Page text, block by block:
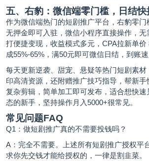
五、右豹：微信端零门槛，日结
作为微信端热门的短剧推广平台 ，右豹零门
无押金即可入驻，微信小程序直接操作，
打便捷变现，收益模式多元，CPA拉新单价
成55%-65%，满50元即可微信日结，到账速
每天更新逆袭、甜宠、悬疑等热门短剧素
印高清资源，还附赠推广技巧指导，帮新
复杂剪辑，简单加工即可发布，适合想快
态的新手，坚持操作月入5000+很常见。
常见问题FAQ
Q1：做短剧推广真的不需要投钱吗？
A：完全不需要。上述所有短剧推广授权平
求你先交钱才能给授权的，一律是割韭菜。